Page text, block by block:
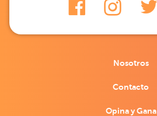
Nosotros
Contacto
Opina y Gana